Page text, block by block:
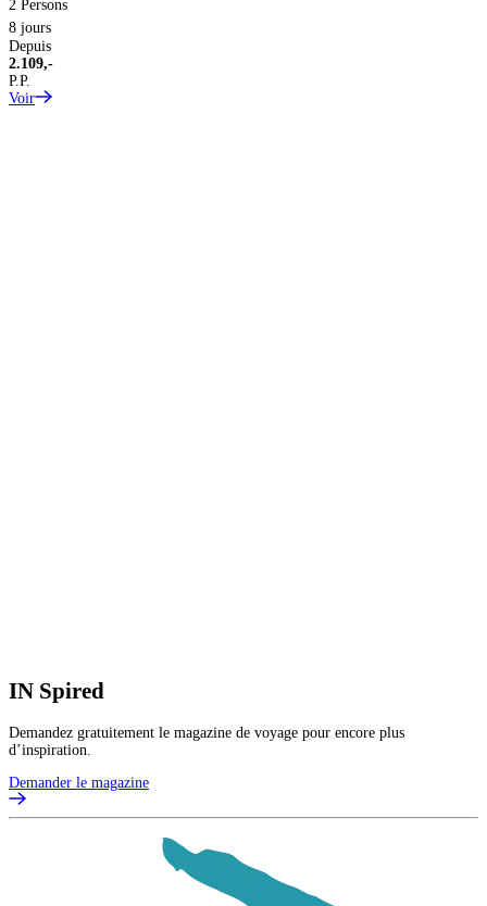
2 Persons
8 jours
Depuis
2.109,-
P.P.
Voir
IN Spired
Demandez gratuitement le magazine de voyage pour encore plus
d’inspiration.
Demander le magazine